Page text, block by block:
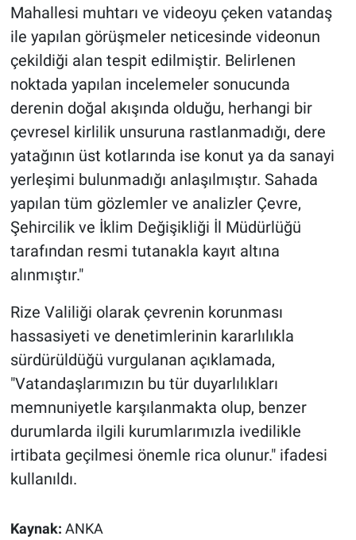
Mahallesi muhtarı ve videoyu çeken vatandaş
ile yapılan görüşmeler neticesinde videonun
çekildiği alan tespit edilmiştir. Belirlenen
noktada yapılan incelemeler sonucunda
derenin doğal akışında olduğu, herhangi bir
çevresel kirlilik unsuruna rastlanmadığı, dere
yatağının üst kotlarında ise konut ya da sanayi
yerleşimi bulunmadığı anlaşılmıştır. Sahada
yapılan tüm gözlemler ve analizler Çevre,
Şehircilik ve İklim Değişikliği İl Müdürlüğü
tarafından resmi tutanakla kayıt altına
alınmıştır."
Rize Valiliği olarak çevrenin korunması
hassasiyeti ve denetimlerinin kararlılıkla
sürdürüldüğü vurgulanan açıklamada,
"Vatandaşlarımızın bu tür duyarlılıkları
memnuniyetle karşılanmakta olup, benzer
durumlarda ilgili kurumlarımızla ivedilikle
irtibata geçilmesi önemle rica olunur." ifadesi
kullanıldı.
Kaynak: ANKA